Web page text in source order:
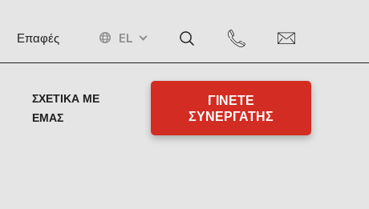
Επαφές EL
ΣΧΕΤΙΚΆ ΜΕ
ΕΜΆΣ
ΓΙΝΕΤΕ
ΣΥΝΕΡΓΑΤΗΣ